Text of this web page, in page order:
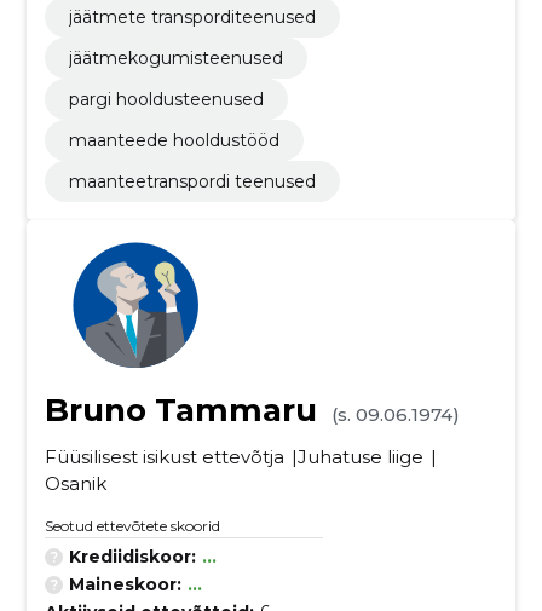
jäätmete transporditeenused
jäätmekogumisteenused
pargi hooldusteenused
maanteede hooldustööd
maanteetranspordi teenused
Bruno Tammaru
(s. 09.06.1974)
Füüsilisest isikust ettevõtja
Juhatuse liige
Osanik
Seotud ettevõtete skoorid
Krediidiskoor: ...
Maineskoor: ...